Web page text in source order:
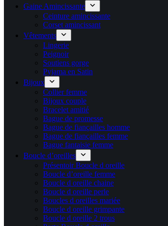
Gaine Amincissante
Ceinture amincissante
Corset amincissant
Vêtements
Lingerie
Peignoir
Soutiens gorge
Pyjama en Satin
Bijoux
Collier femme
Bijoux couple
Bracelet amitié
Bague de promesse
Bague de fiançailles homme
Bague de fiançailles femme
Bague fantaisie femme
Boucle d’oreilles
Présentoir Boucle d oreille
Boucle d’oreille femme
Boucle d oreille chaine
Boucle d oreille perle
Boucles d oreilles mariée
Boucle d oreille grimpante
Boucle d oreille 2 trous